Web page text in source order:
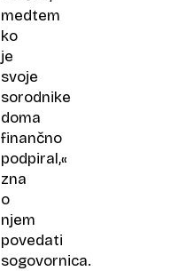
medtem
ko
je
svoje
sorodnike
doma
finančno
podpiral,«
zna
o
njem
povedati
sogovornica.